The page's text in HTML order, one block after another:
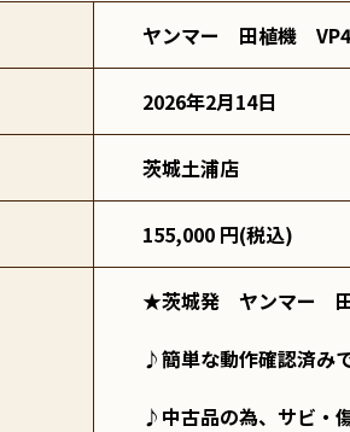
ヤンマー 田植機
2026年2月14日
茨城土浦店
155,000 円(税込)
★茨城発　ヤンマー　
♪簡単な動作確認済み
♪中古品の為、サビ・